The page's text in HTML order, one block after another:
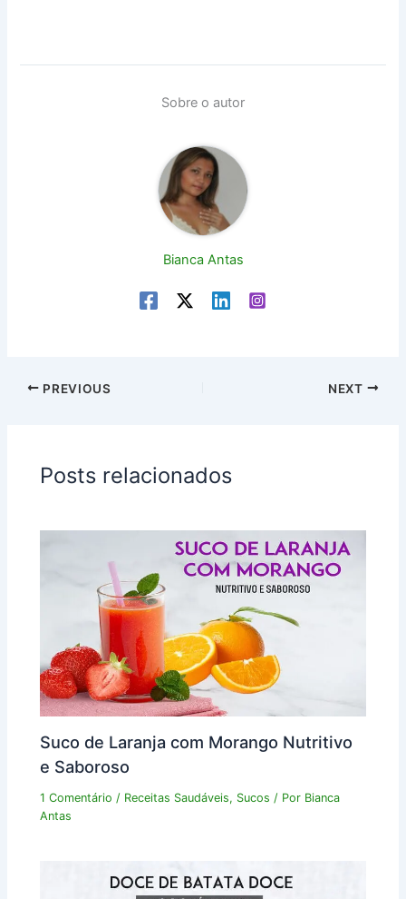
Sobre o autor
Bianca Antas
PREVIOUS NEXT
Posts relacionados
Suco de Laranja com Morango Nutritivo
e Saboroso
1 Comentário / Receitas Saudáveis, Sucos / Por Bianca
Antas